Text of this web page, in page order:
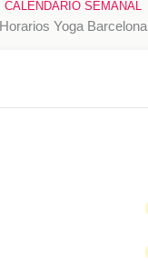
CALENDARIO SEMANAL
Horarios Yoga Barcelona